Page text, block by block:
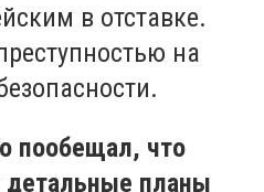
в отставке.
на
пообещал, что
детальные планы